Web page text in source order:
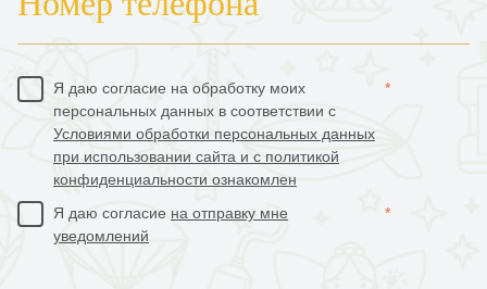
Я даю согласие на обработку моих
персональных данных в соответствии с
Условиями обработки персональных данных
при использовании сайта и с политикой
конфиденциальности ознакомлен
*
Я даю согласие на отправку мне
уведомлений
*